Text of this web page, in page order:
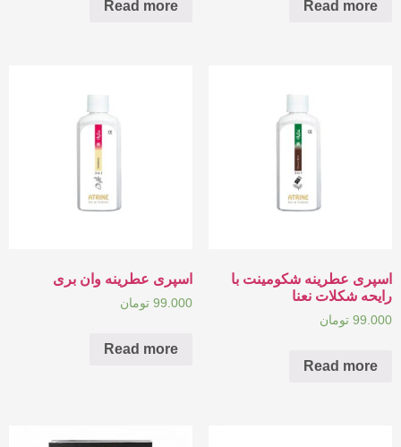
Read more
Read more
اسپری عطرینه شکومینت با
رایحه شکلات نعنا
99.000 تومان
Read more
اسپری عطرینه وان بری
99.000 تومان
Read more